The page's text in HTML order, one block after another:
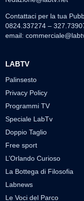
Contattaci per la tua
0824.337274 –
email:
LABTV
Palinsesto
Privacy Policy
Programmi TV
Speciale LabTv
Doppio Taglio
Free sport
L’Orlando Curioso
La Bottega di Filosofia
Labnews
Le Voci del Parco